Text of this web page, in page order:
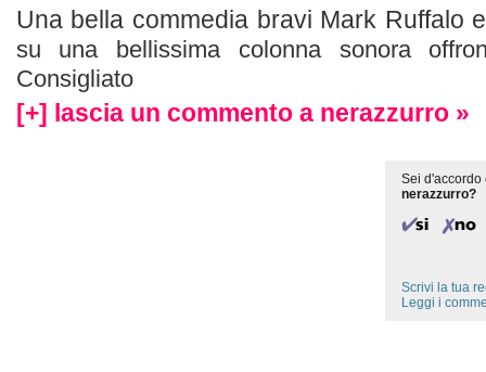
Una bella commedia bravi Mark Ruffalo
su una bellissima colonna sonora
Consigliato
[+] lascia un commento a nerazzurro »
Sei d'accordo
nerazzurro?
Scrivi la tua
Leggi i